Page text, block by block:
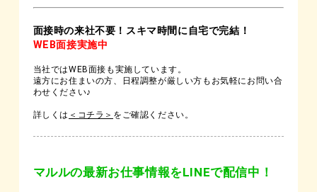
面接時の来社不要！スキマ時間に自宅で完結！
WEB面接実施中
当社ではWEB面接も実施しています。
遠方にお住まいの方、日程調整が厳しい方もお気軽にお問い合
わせください♪
詳しくは ＜コチラ＞ をご確認ください。
マルルの最新お仕事情報をLINEで配信中！